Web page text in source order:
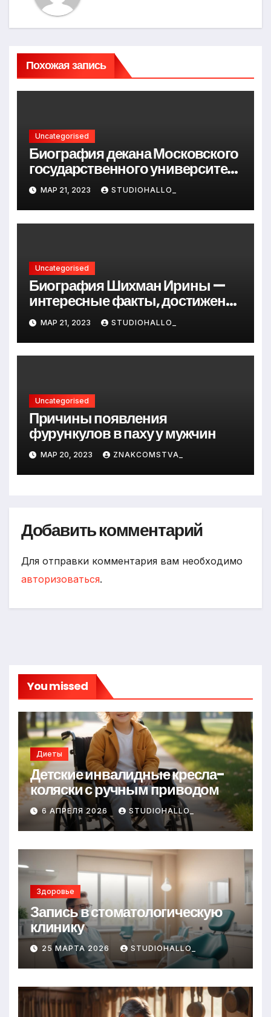
Похожая запись
Uncategorised
Биография декана Московского
государственного университета
Андрея Сидорова — от студента
до руководителя
МАР 21, 2023 STUDIOHALLO_
Uncategorised
Биография Шихман Ирины —
интересные факты, достижения
и путь к успеху
МАР 21, 2023 STUDIOHALLO_
Uncategorised
Причины появления
фурункулов в паху у мужчин
МАР 20, 2023 ZNAKCOMSTVA_
Добавить комментарий
Для отправки комментария вам необходимо
авторизоваться.
You missed
Диеты
Детские инвалидные кресла-
коляски с ручным приводом
6 АПРЕЛЯ 2026 STUDIOHALLO_
Здоровье
Запись в стоматологическую
клинику
25 МАРТА 2026 STUDIOHALLO_